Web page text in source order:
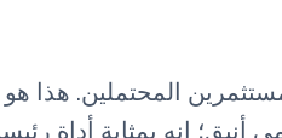
المحتملين. هذا
أنيق؛ إنه بمثابة أداة